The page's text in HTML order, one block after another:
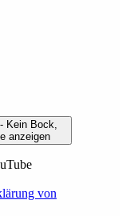
anzeigen
von